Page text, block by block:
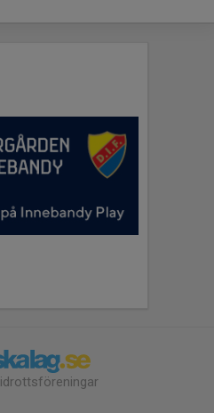
idrottsföreningar